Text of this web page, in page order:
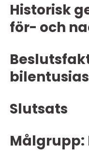
Historisk
för- och
Slutsats
Målgrupp: